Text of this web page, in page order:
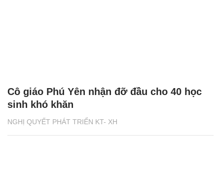
NGHỊ QUYẾT PHÁT TRIỂN KT- XH
Cô giáo Phú Yên nhận đỡ đầu cho 40 học
sinh khó khăn